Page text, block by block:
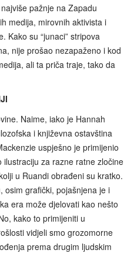
pažnje na Zapadu
medija, mirovnih aktivista i
Kako su “junaci” stripova
nije prošao nezapaženo i kod
ali ta priča traje, tako da
Naime, iako je Hannah
i književna ostavština
uspješno je primijenio
za razne ratne zločine
u Ruandi obrađeni su kratko.
osim grafički, pojašnjena je i
era može djelovati kao nešto
kako to primijeniti u
vidjeli smo grozomorne
prema drugim ljudskim